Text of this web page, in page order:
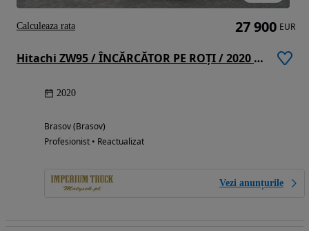
Hitachi ZW95 / ÎNCĂRCĂTOR PE ROȚI / 2020 / FURCĂ PENTRU PALEȚI
2020
Brasov (Brasov)
Profesionist • Reactualizat
Vezi anunțurile
27 900 EUR
Calculeaza rata